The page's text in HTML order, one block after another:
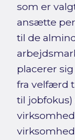
som er
ansætte
til de
placerer
fra velfærd
til